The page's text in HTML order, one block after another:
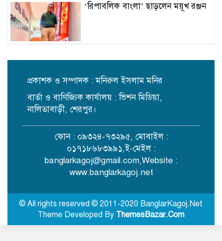
‘রিপাবলিক বাংলা’ ছাড়লেন ময়ূখ রঞ্জন
ফিরে যাবো না : পররাষ্ট্রমন্ত্রী
যে ডকুমেন্টারিতে আবু সাঈদ নেই, সেটি
কোনো ডকুমেন্টারি নয়: ভারপ্রাপ্ত রাষ্ট্রপতি
নালিতাবাড়ীতে অপপ্রচারের অভিযোগে
ইউনিয়ন বিএনপি’র পাল্টা সংবাদ
সম্মেলন
সঙ্গে আন্দোলনের ইতিহাস তুলে ধরবে:
প্রধানমন্ত্রী
প্রকাশক ও সম্পাদক : মনিরুল ইসলাম মনির
বার্তা ও বাণিজ্যিক কার্যালয় : ভিশন মিডিয়া,
নালিতাবাড়ী, শেরপুর।
ফোন : ০৯৩২৪-৭৩২৯৫, মোবাইল :
০১৭১৮৬৮৩৯৯১,ই-মেইল :
banglarkagoj@gmail.com,Website :
www.banglarkagoj.net
© All rights reserved © 2011-2020 BanglarKagoj.Net
Theme Developed By ThemesBazar.Com